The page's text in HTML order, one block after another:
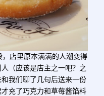
店里原本满满的人潮变得
（应该是店主之一吧？之
我们聊了几句后送来一份
充了巧克力和草莓酱馅料